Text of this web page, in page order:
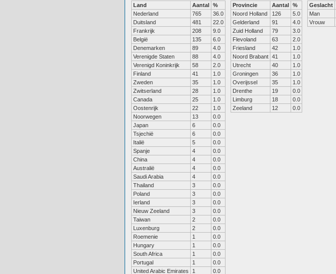
Land Aantal %
Nederland
765
36.0
Duitsland
481
22.0
Frankrijk
208
9.0
België
135
6.0
Denemarken
89
4.0
Verenigde Staten
88
4.0
Verenigd Koninkrijk
58
2.0
Finland
41
1.0
Zweden
35
1.0
Zwitserland
28
1.0
Canada
25
1.0
Oostenrijk
22
1.0
Noorwegen
13
0.0
Japan
6
0.0
Tsjechië
6
0.0
Italië
5
0.0
Spanje
4
0.0
China
4
0.0
Australië
4
0.0
Saudi Arabia
4
0.0
Thailand
3
0.0
Poland
3
0.0
Ierland
3
0.0
Nieuw Zeeland
3
0.0
Taiwan
2
0.0
Luxenburg
2
0.0
Roemenie
1
0.0
Hungary
1
0.0
South Africa
1
0.0
Portugal
1
0.0
United Arabic Emirates
1 0.0
Provincie Aantal %
Noord Holland
126
5.0
Gelderland
91
4.0
Zuid Holland
79
3.0
Flevoland
63
2.0
Friesland
42
1.0
Noord Brabant 41
1.0
Utrecht
40
1.0
Groningen
36
1.0
Overijssel
35
1.0
Drenthe
19
0.0
Limburg
18
0.0
Zeeland
12 0.0
Geslacht
Man
Vrouw